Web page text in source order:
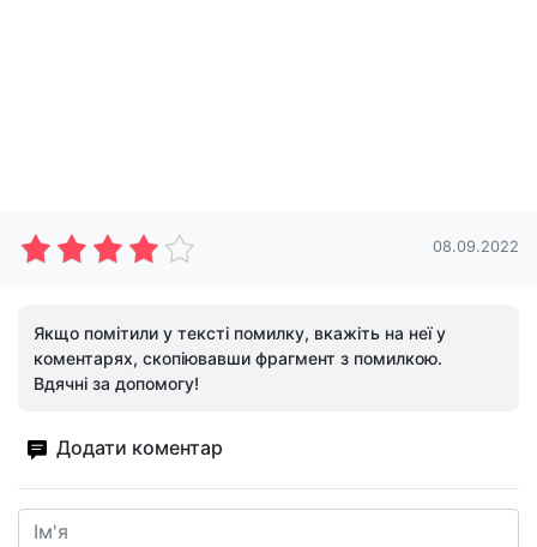
08.09.2022
Якщо помітили у тексті помилку, вкажіть на неї у
коментарях, скопіювавши фрагмент з помилкою.
Вдячні за допомогу!
Додати коментар